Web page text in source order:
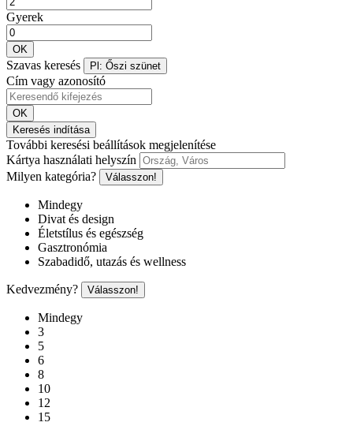
Gyerek
OK
Szavas keresés Pl: Őszi szünet
Cím vagy azonosító
OK
Keresés indítása
További keresési beállítások megjelenítése
Kártya használati helyszín
Milyen kategória?
Válasszon!
Mindegy
Divat és design
Életstílus és egészség
Gasztronómia
Szabadidő, utazás és wellness
Kedvezmény? Válasszon!
Mindegy
3
5
6
8
10
12
15